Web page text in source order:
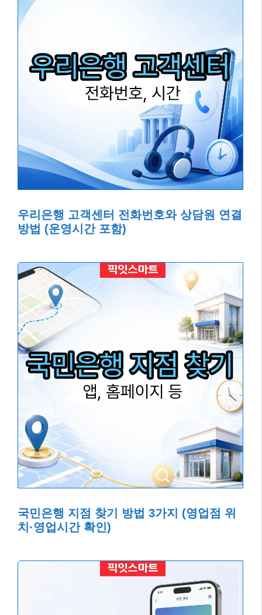
우리은행 고객센터 전화번호와 상담원 연결
방법 (운영시간 포함)
국민은행 지점 찾기 방법 3가지 (영업점 위
치·영업시간 확인)